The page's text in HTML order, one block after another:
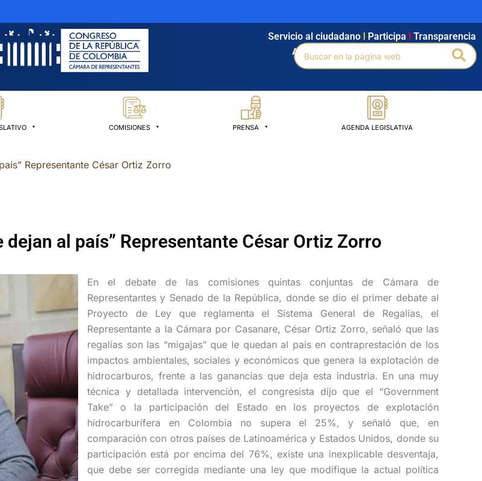
Agendamiento Intranet Búsqueda avanzada
Servicio al ciudadano Participa Transparencia
Buscar
por:
COMISIONES PRENSA AGENDA LEGISLATIVA
Representante César Ortiz Zorro
al país” Representante César Ortiz Zorro
En el debate de las comisiones quintas conjuntas de Cámara de
Representantes y Senado de la República, donde se dio el primer debate al
Proyecto de Ley que reglamenta el Sistema General de Regalías, el
Representante a la Cámara por Casanare, César Ortiz Zorro, señaló que las
regalías son las “migajas” que le quedan al país en contraprestación de los
impactos ambientales, sociales y económicos que genera la explotación de
hidrocarburos, frente a las ganancias que deja esta industria. En una muy
técnica y detallada intervención, el congresista dijo que el “Government
Take” o la participación del Estado en los proyectos de explotación
hidrocarburífera en Colombia no supera el 25%, y señaló que, en
comparación con otros países de Latinoamérica y Estados Unidos, donde su
participación está por encima del 76%, existe una inexplicable desventaja,
que debe ser corregida mediante una ley que modifique la actual política